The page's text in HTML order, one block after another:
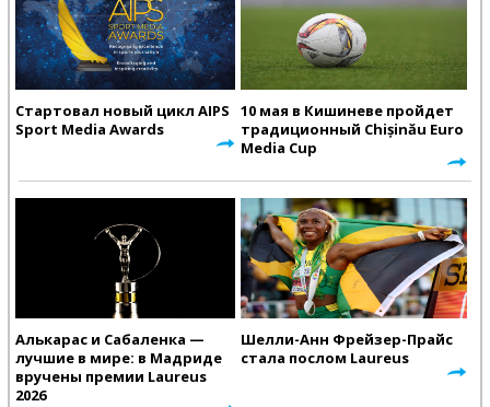
Стартовал новый цикл AIPS
Sport Media Awards
10 мая в Кишиневе пройдет
традиционный Chișinău Euro
Media Cup
Алькарас и Сабаленка —
лучшие в мире: в Мадриде
вручены премии Laureus
2026
Шелли-Анн Фрейзер-Прайс
стала послом Laureus